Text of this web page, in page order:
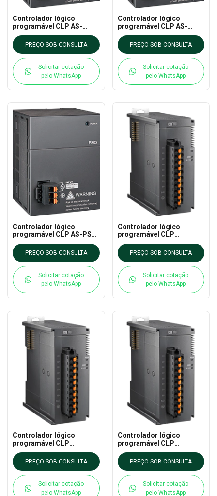
Controlador lógico
programável CLP AS-
PS03C DELTA - AS CLP
EXTNPREÇO SOB CONSULTA
Solicitar cotação
pelo WhatsApp
Controlador lógico
programável CLP AS-
PS02A DELTA - AS CLP
EXTNPREÇO SOB CONSULTA
Solicitar cotação
pelo WhatsApp
Controlador lógico
programável CLP AS-PS02
DELTA - AS CLP EXTN
PREÇO SOB CONSULTA
Solicitar cotação
pelo WhatsApp
Controlador lógico
programável CLP
AS64AN02T-A DELTA - AS
CLP EXTN
PREÇO SOB CONSULTA
Solicitar cotação
pelo WhatsApp
Controlador lógico
programável CLP
AS64AM10N-A DELTA - AS
CLP EXTN
PREÇO SOB CONSULTA
Solicitar cotação
pelo WhatsApp
Controlador lógico
programável CLP
AS32AN02T-A DELTA - AS
CLP EXTN
PREÇO SOB CONSULTA
Solicitar cotação
pelo WhatsApp